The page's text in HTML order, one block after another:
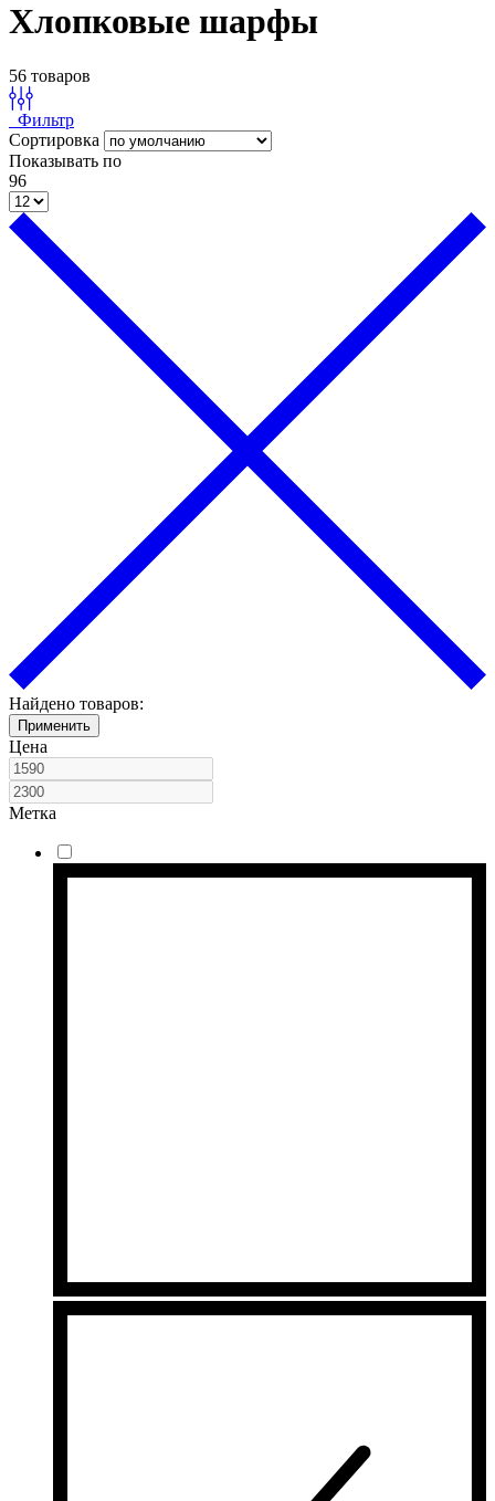
Хлопковые шарфы
56 товаров
Фильтр
Сортировка
Показывать по
96
Найдено товаров:
Применить
Цена
Метка